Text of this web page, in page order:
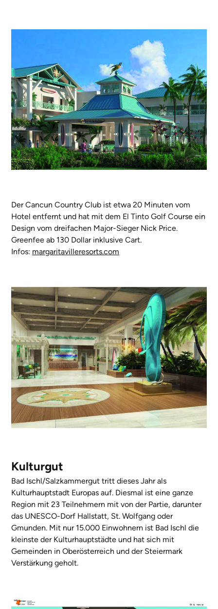
Der Cancun Country Club ist etwa 20 Minuten vom
Hotel entfernt und hat mit dem El Tinto Golf Course ein
Design vom dreifachen Major-Sieger Nick Price.
Greenfee ab 130 Dollar inklusive Cart.
Infos: margaritavilleresorts.com
Kulturgut
Bad Ischl/Salzkammergut tritt dieses Jahr als
Kulturhauptstadt Europas auf. Diesmal ist eine ganze
Region mit 23 Teilnehmern mit von der Partie, darunter
das UNESCO-Dorf Hallstatt, St. Wolfgang oder
Gmunden. Mit nur 15.000 Einwohnern ist Bad Ischl die
kleinste der Kulturhauptstädte und hat sich mit
Gemeinden in Oberösterreich und der Steiermark
Verstärkung geholt.